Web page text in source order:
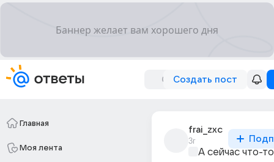
Создать пост
Главная
Моя лента
frai_zxc
3г
А сейчас что-